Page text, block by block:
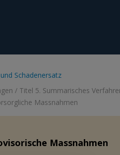
Schadenersatz
/ Titel 5. Summarisches
Massnahmen
Massnahmen